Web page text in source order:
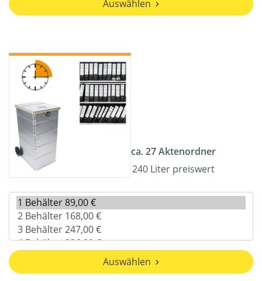
Auswählen
ca. 27 Aktenordner
240 Liter preiswert
Auswählen